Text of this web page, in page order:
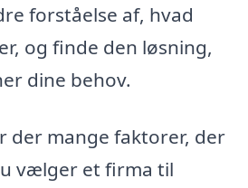
forståelse af, hvad
og finde den løsning,
dine behov.
der mange faktorer, der
vælger et firma til